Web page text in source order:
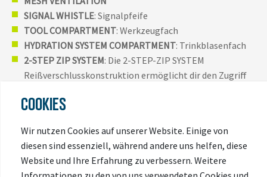
SIGNAL WHISTLE: Signalpfeife
TOOL COMPARTMENT: Werkzeugfach
HYDRATION SYSTEM COMPARTMENT: Trinkblasenfach
2-STEP ZIP SYSTEM: Die 2-STEP-ZIP SYSTEM
Reißverschlusskonstruktion ermöglicht dir den Zugriff
komplette Öffnung des Hauptfaches bietet dir
Topload-Variante ist praktisch, wenn du unterwegs bist.
MOBILE PHONE POCKET: Fach für das Mobiltelefon
HYDRATION CLIP: Clip zur Fixierung des Trinkschlauchs.
COOKIES
Wir nutzen Cookies auf unserer Website. Einige von
diesen sind essenziell, während andere uns helfen, diese
Website und Ihre Erfahrung zu verbessern. Weitere